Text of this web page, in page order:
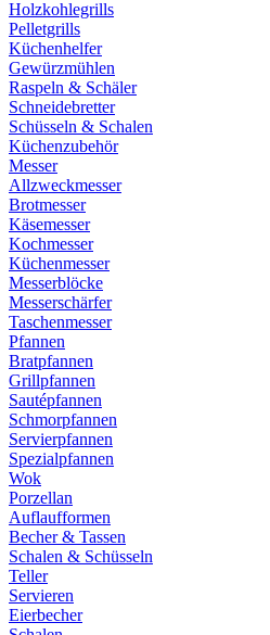
Holzkohlegrills
Pelletgrills
Küchenhelfer
Gewürzmühlen
Raspeln & Schäler
Schneidebretter
Schüsseln & Schalen
Küchenzubehör
Messer
Allzweckmesser
Brotmesser
Käsemesser
Kochmesser
Küchenmesser
Messerblöcke
Messerschärfer
Taschenmesser
Pfannen
Bratpfannen
Grillpfannen
Sautépfannen
Schmorpfannen
Servierpfannen
Spezialpfannen
Wok
Porzellan
Auflaufformen
Becher & Tassen
Schalen & Schüsseln
Teller
Servieren
Eierbecher